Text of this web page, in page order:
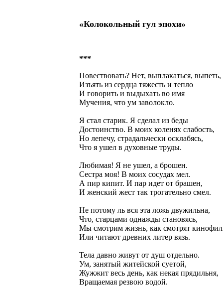
«Колокольный гул эпохи»
***
Повествовать? Нет, выплакаться, выпеть,
Изъять из сердца тяжесть и тепло
И говорить и выдыхать во имя
Мучения, что ум заволокло.
Я стал старик. Я сделал из беды
Достоинство. В моих коленях слабость,
Но лепечу, страдальчески осклабясь,
Что я ушел в духовные труды.
Любимая! Я не ушел, а брошен.
Сестра моя! В моих сосудах мел.
А пир кипит. И пар идет от брашен,
И женский жест так трогательно смел.
Не потому ль вся эта ложь двужильна,
Что, старцами однажды становясь,
Мы смотрим жизнь, как смотрят
Или читают древних литер вязь.
Тела давно живут от душ отдельно.
Ум, занятый житейской суетой,
Жужжит весь день, как некая прядильня,
Вращаемая резвою водой.